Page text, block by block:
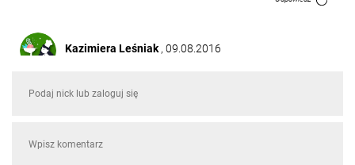
Kazimiera Leśniak, 09.08.2016
Bernard Ruda